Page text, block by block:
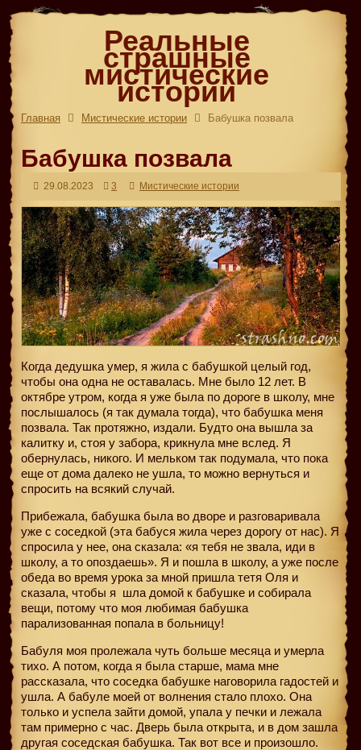
Реальные
страшные
мистические
истории
Главная Мистические истории Бабушка позвала
Бабушка позвала
29.08.2023 3 Мистические истории
Когда дедушка умер, я жила с бабушкой целый год,
чтобы она одна не оставалась. Мне было 12 лет. В
октябре утром, когда я уже была по дороге в школу, мне
послышалось (я так думала тогда), что бабушка меня
позвала. Так протяжно, издали. Будто она вышла за
калитку и, стоя у забора, крикнула мне вслед. Я
обернулась, никого. И мельком так подумала, что пока
еще от дома далеко не ушла, то можно вернуться и
спросить на всякий случай.
Прибежала, бабушка была во дворе и разговаривала
уже с соседкой (эта бабуся жила через дорогу от нас). Я
спросила у нее, она сказала: «я тебя не звала, иди в
школу, а то опоздаешь». Я и пошла в школу, а уже после
обеда во время урока за мной пришла тетя Оля и
сказала, чтобы я шла домой к бабушке и собирала
вещи, потому что моя любимая бабушка
парализованная попала в больницу!
Бабуля моя пролежала чуть больше месяца и умерла
тихо. А потом, когда я была старше, мама мне
рассказала, что соседка бабушке наговорила гадостей и
ушла. А бабуле моей от волнения стало плохо. Она
только и успела зайти домой, упала у печки и лежала
там примерно с час. Дверь была открыта, и в дом зашла
другая соседская бабушка. Так вот все и произошло.